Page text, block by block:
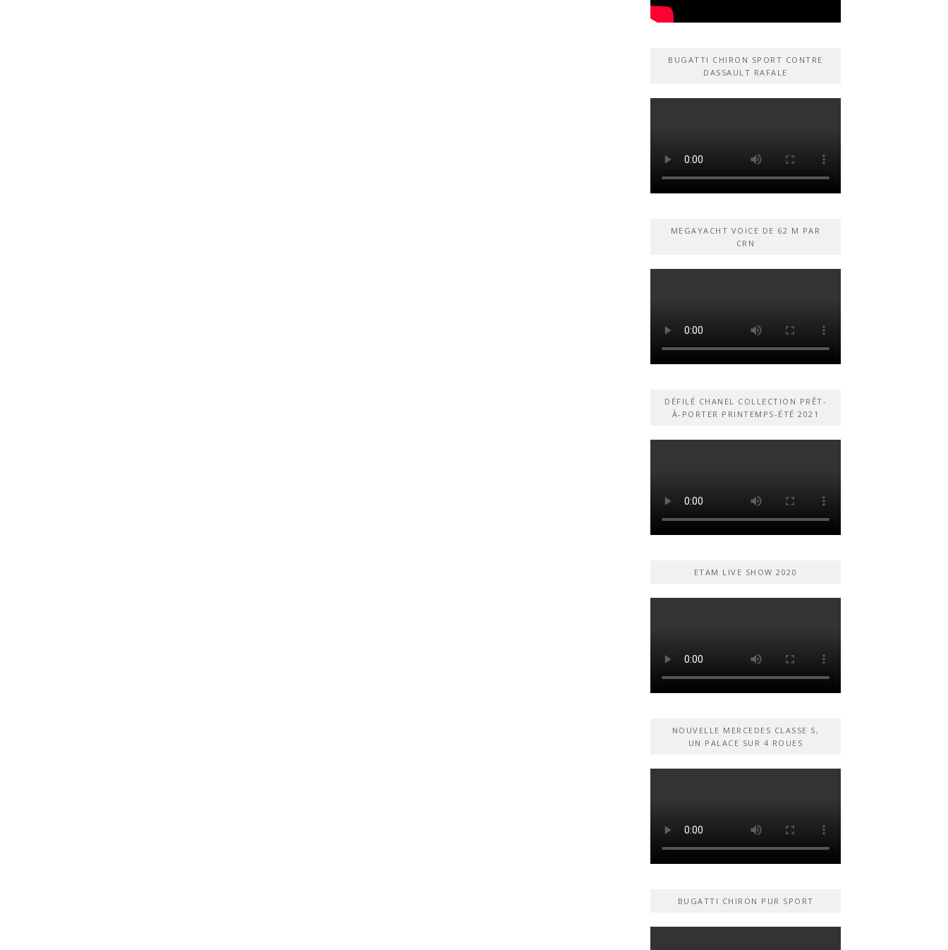
BUGATTI CHIRON SPORT CONTRE
DASSAULT RAFALE
MEGAYACHT VOICE DE 62 M PAR
CRN
DÉFILÉ CHANEL COLLECTION PRÊT-
À-PORTER PRINTEMPS-ÉTÉ 2021
ETAM LIVE SHOW 2020
NOUVELLE MERCEDES CLASSE S,
UN PALACE SUR 4 ROUES
BUGATTI CHIRON PUR SPORT